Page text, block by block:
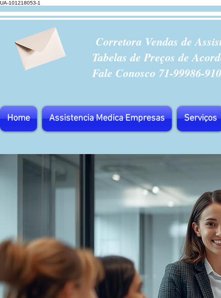
UA-101218053-1
Corretora Vendas de
Tabelas de Preços de
Fale Conosco 71-99986-
Home Assistencia Medica Empresas Serviços